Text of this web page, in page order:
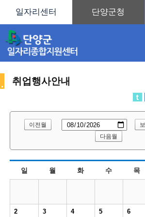
취업행사안내
이전월
다음월
일 월 화 수 목
2 3 4 5 6
취
업